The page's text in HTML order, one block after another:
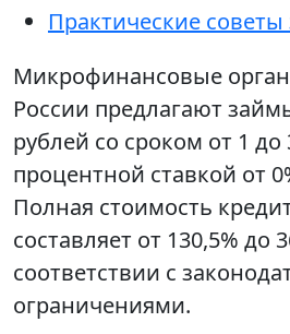
Практические
Микрофинансовые
России предлагают
рублей со сроком от 1 до
процентной ставкой от
Полная стоимость
составляет от 130,5% до
соответствии с
ограничениями.